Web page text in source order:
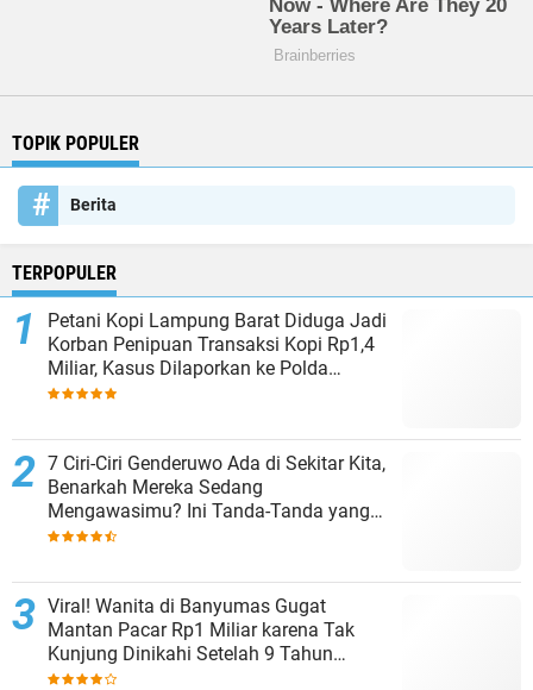
TOPIK POPULER
Berita
TERPOPULER
Petani Kopi Lampung Barat Diduga Jadi
Korban Penipuan Transaksi Kopi Rp1,4
Miliar, Kasus Dilaporkan ke Polda
Lampung
7 Ciri-Ciri Genderuwo Ada di Sekitar Kita,
Benarkah Mereka Sedang
Mengawasimu? Ini Tanda-Tanda yang
Sering Diabaikan
Viral! Wanita di Banyumas Gugat
Mantan Pacar Rp1 Miliar karena Tak
Kunjung Dinikahi Setelah 9 Tahun
Berpacaran